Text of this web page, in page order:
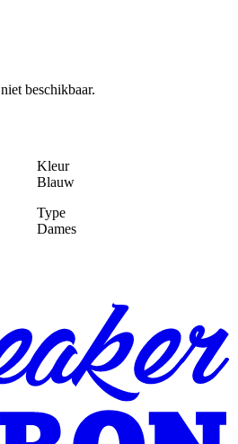
beschikbaar.
Kleur
Blauw
Type
Dames